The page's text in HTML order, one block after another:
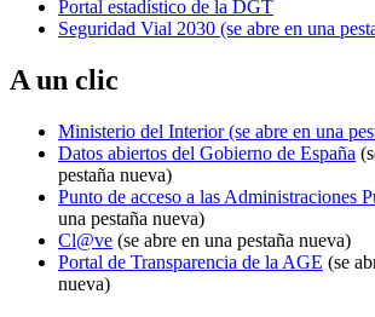
Portal estadístico de la DGT
Seguridad Vial 2030 (se abre en una
A un clic
Ministerio del Interior(se abre en una
Datos abiertos del Gobierno de España
pestaña nueva)
Punto de acceso a las Administraciones
una pestaña nueva)
Cl@ve (se abre en una pestaña nueva)
Portal de Transparencia de la AGE (se
nueva)